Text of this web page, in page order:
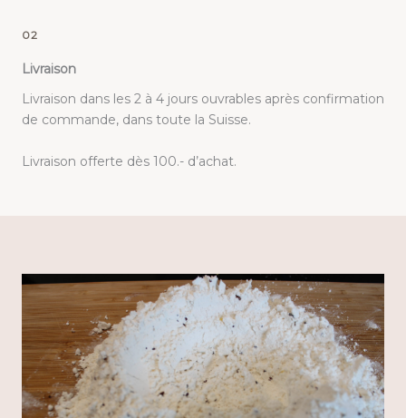
02
Livraison
Livraison dans les 2 à 4 jours ouvrables après confirmation
de commande, dans toute la Suisse.
Livraison offerte dès 100.- d’achat.